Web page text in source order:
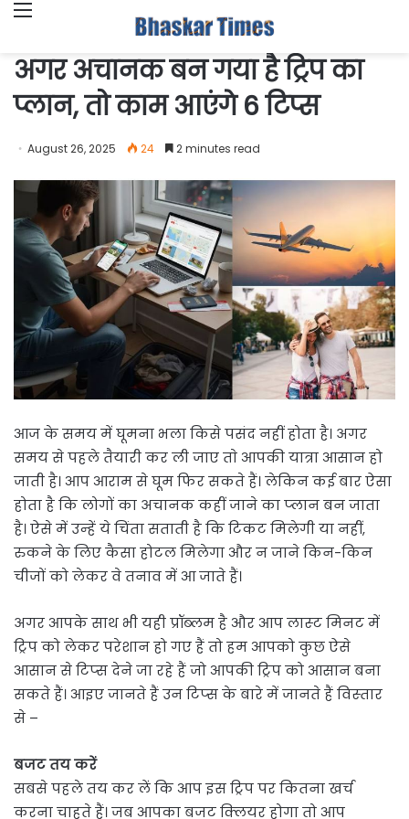
अगर अचानक बन गया है ट्रिप का
प्लान, तो काम आएंगे 6 टिप्स
August 26, 2025 24 2 minutes read
आज के समय में घूमना भला क‍िसे पसंद नहीं होता है। अगर
समय से पहले तैयारी कर ली जाए ताे आपकी यात्रा आसान हो
जाती है। आप आराम से घूम फ‍िर सकते हैं। लेक‍िन कई बार ऐसा
होता है क‍ि लोगों का अचानक कहीं जाने का प्‍लान बन जाता
है। ऐसे में उन्‍हें ये च‍िंता सताती है क‍ि ट‍िकट म‍िलेगी या नहीं,
रुकने के ल‍िए कैसा होटल म‍िलेगा और न जाने क‍िन-क‍िन
चीजों को लेकर वे तनाव में आ जाते हैं।
अगर आपके साथ भी यही प्रॉब्‍लम है और आप लास्‍ट म‍िनट में
ट्र‍िप को लेकर परेशान हो गए हैं तो हम आपको कुछ ऐसे
आसान से ट‍िप्‍स देने जा रहे हैं जो आपकी ट्र‍िप को आसान बना
सकते हैं। आइए जानते हैं उन ट‍िप्‍स के बारे में जानते हैं व‍िस्‍तार
से –
बजट तय करें
सबसे पहले तय कर लें कि आप इस ट्र‍िप पर कितना खर्च
करना चाहते हैं। जब आपका बजट क्‍ल‍ियर होगा तो आप